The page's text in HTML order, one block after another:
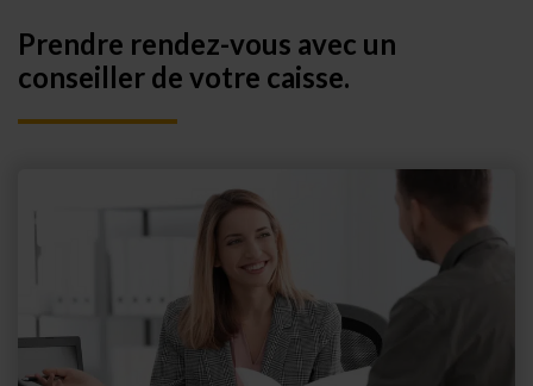
Prendre rendez-vous avec un
conseiller de votre caisse.